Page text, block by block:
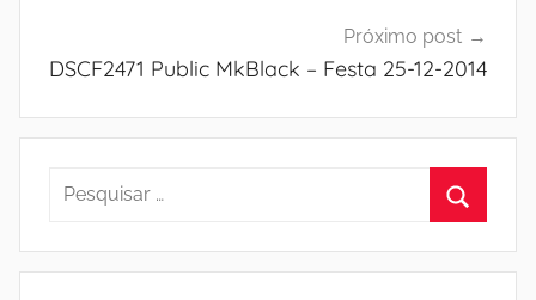
Próximo post
DSCF2471 Public MkBlack – Festa 25-12-2014
Pesquisar